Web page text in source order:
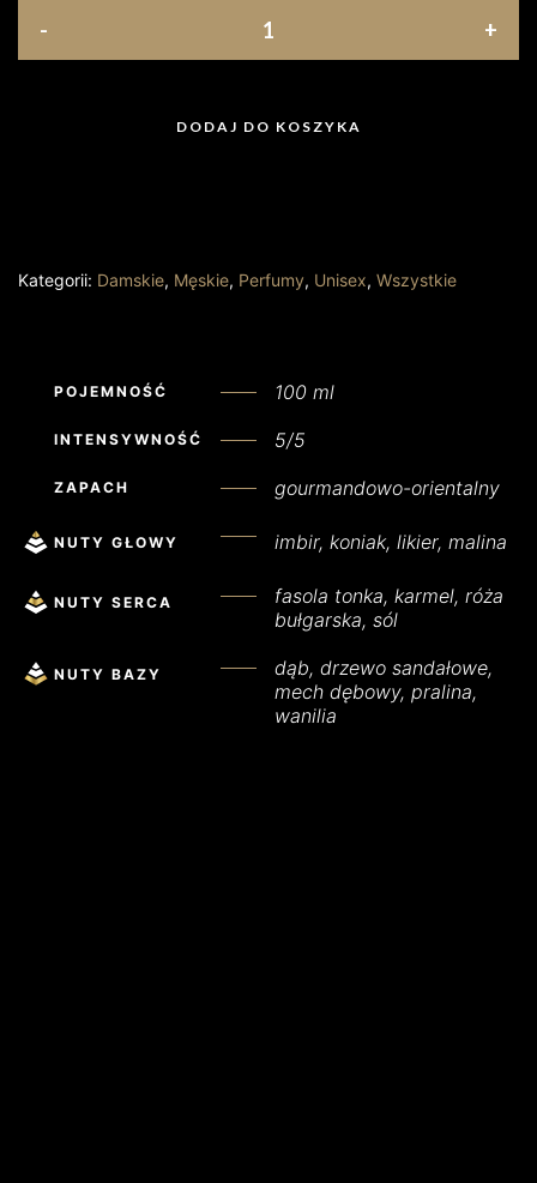
DODAJ DO KOSZYKA
Kategorii: Damskie, Męskie, Perfumy, Unisex, Wszystkie
POJEMNOŚĆ 100 ml
INTENSYWNOŚĆ 5/5
ZAPACH gourmandowo-orientalny
NUTY GŁOWY imbir, koniak, likier, malina
NUTY SERCA
fasola tonka, karmel, róża
bułgarska, sól
NUTY BAZY
dąb, drzewo sandałowe,
mech dębowy, pralina,
wanilia